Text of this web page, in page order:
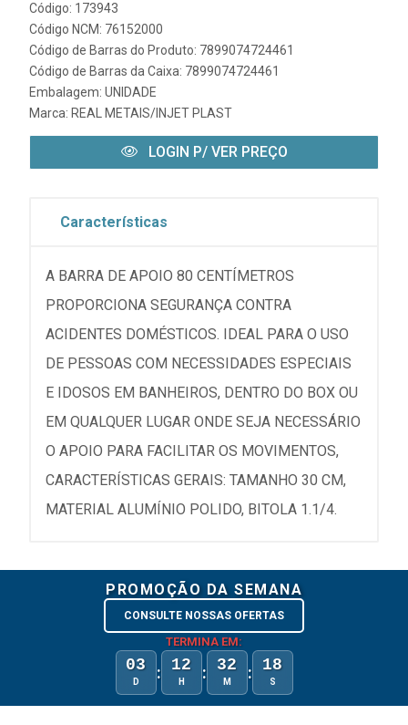
Código: 173943
Código NCM: 76152000
Código de Barras do Produto: 7899074724461
Código de Barras da Caixa: 7899074724461
Embalagem: UNIDADE
Marca: REAL METAIS/INJET PLAST
LOGIN P/ VER PREÇO
Características
A BARRA DE APOIO 80 CENTÍMETROS
PROPORCIONA SEGURANÇA CONTRA
ACIDENTES DOMÉSTICOS. IDEAL PARA O USO
DE PESSOAS COM NECESSIDADES ESPECIAIS
E IDOSOS EM BANHEIROS, DENTRO DO BOX OU
EM QUALQUER LUGAR ONDE SEJA NECESSÁRIO
O APOIO PARA FACILITAR OS MOVIMENTOS,
CARACTERÍSTICAS GERAIS: TAMANHO 30 CM,
MATERIAL ALUMÍNIO POLIDO, BITOLA 1.1/4.
PROMOÇÃO DA SEMANA
CONSULTE NOSSAS OFERTAS
TERMINA EM:
03
D : 12
H : 32
M : 18
S